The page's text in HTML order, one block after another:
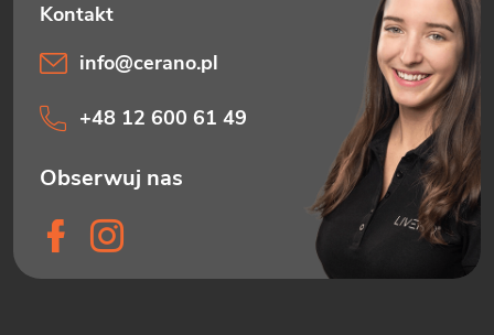
info@cerano.pl
+48 12 600 61 49